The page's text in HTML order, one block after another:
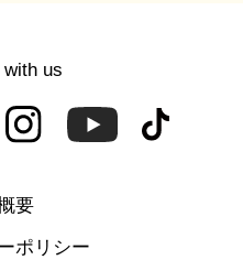
us
要
ポリシー